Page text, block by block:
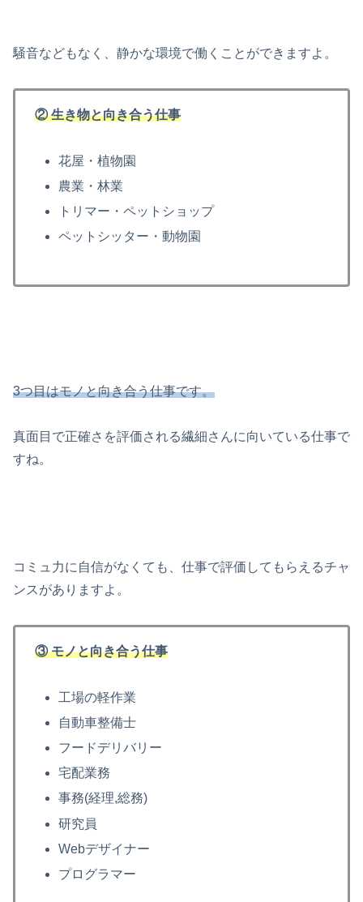
騒音などもなく、静かな環境で働くことができますよ。
② 生き物と向き合う仕事
花屋・植物園
農業・林業
トリマー・ペットショップ
ペットシッター・動物園
3つ目はモノと向き合う仕事です。
真面目で正確さを評価される繊細さんに向いている仕事で
すね。
コミュ力に自信がなくても、仕事で評価してもらえるチャ
ンスがありますよ。
③ モノと向き合う仕事
工場の軽作業
自動車整備士
フードデリバリー
宅配業務
事務(経理,総務)
研究員
Webデザイナー
プログラマー